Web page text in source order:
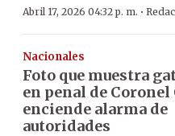
Abril 17, 2026 04:32 p. m. ·
Nacionales
Foto que muestra
en penal de Coronel
enciende alarma de
autoridades